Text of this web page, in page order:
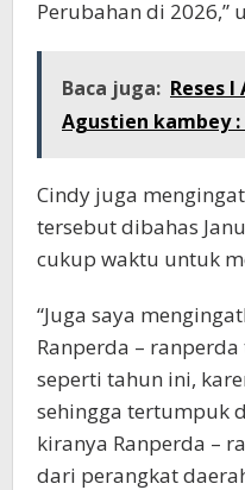
Perubahan di 2026,”
Baca juga: Reses
Agustien kambey :
Cindy juga
tersebut dibahas
cukup waktu untuk
“Juga saya
Ranperda –
seperti tahun ini,
sehingga tertumpuk
kiranya Ranperda –
dari perangkat